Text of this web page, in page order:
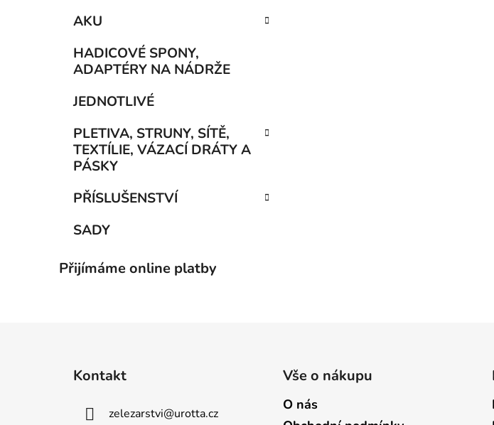
AKU
HADICOVÉ SPONY,
ADAPTÉRY NA NÁDRŽE
JEDNOTLIVÉ
PLETIVA, STRUNY, SÍTĚ,
TEXTÍLIE, VÁZACÍ DRÁTY A
PÁSKY
PŘÍSLUŠENSTVÍ
SADY
Přijímáme online platby
Kontakt
zelezarstvi@urotta.cz
Vše o nákupu
O nás